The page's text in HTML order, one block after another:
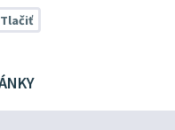
Tlačiť